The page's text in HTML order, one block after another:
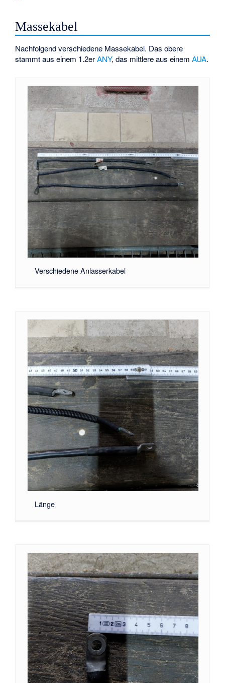
Massekabel
Nachfolgend verschiedene Massekabel. Das obere
stammt aus einem 1.2erANY, das mittlere aus einemAUA.
Verschiedene Anlasserkabel
Länge